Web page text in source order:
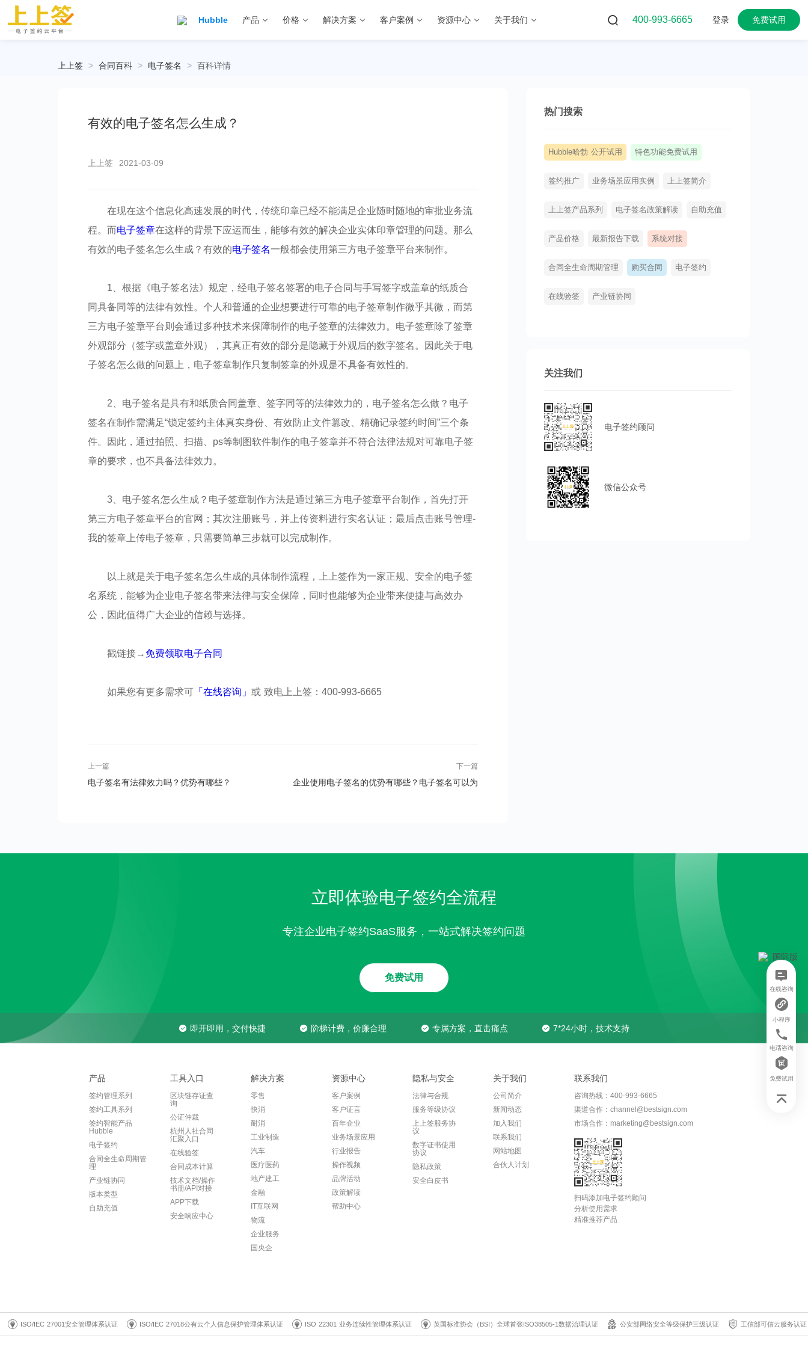
Hubble 产品 价格 解决方案 客户案例 资源中心 关于我们 400-993-6665 登录 免费试用
上上签 > 合同百科 > 电子签名 > 百科详情
有效的电子签名怎么生成？
上上签 2021-03-09
在现在这个信息化高速发展的时代，传统印章已经不能满足企业随时随地的审批业务流
程。而电子签章在这样的背景下应运而生，能够有效的解决企业实体印章管理的问题。那么
有效的电子签名怎么生成？有效的电子签名一般都会使用第三方电子签章平台来制作。
1、根据《电子签名法》规定，经电子签名签署的电子合同与手写签字或盖章的纸质合
同具备同等的法律有效性。个人和普通的企业想要进行可靠的电子签章制作微乎其微，而第
三方电子签章平台则会通过多种技术来保障制作的电子签章的法律效力。电子签章除了签章
外观部分（签字或盖章外观），其真正有效的部分是隐藏于外观后的数字签名。因此关于电
子签名怎么做的问题上，电子签章制作只复制签章的外观是不具备有效性的。
2、电子签名是具有和纸质合同盖章、签字同等的法律效力的，电子签名怎么做？电子
签名在制作需满足“锁定签约主体真实身份、有效防止文件篡改、精确记录签约时间”三个条
件。因此，通过拍照、扫描、ps等制图软件制作的电子签章并不符合法律法规对可靠电子签
章的要求，也不具备法律效力。
3、电子签名怎么生成？电子签章制作方法是通过第三方电子签章平台制作，首先打开
第三方电子签章平台的官网；其次注册账号，并上传资料进行实名认证；最后点击账号管理-
我的签章上传电子签章，只需要简单三步就可以完成制作。
以上就是关于电子签名怎么生成的具体制作流程，上上签作为一家正规、安全的电子签
名系统，能够为企业电子签名带来法律与安全保障，同时也能够为企业带来便捷与高效办
公，因此值得广大企业的信赖与选择。
戳链接→ 免费领取电子合同
如果您有更多需求可 「在线咨询」 或 致电上上签：400-993-6665​​​​​​​​
上一篇
电子签名有法律效力吗？优势有哪些？
下一篇
企业使用电子签名的优势有哪些？电子签名可以为
热门搜索
Hubble哈勃 公开试用 特色功能免费试用
签约推广 业务场景应用实例 上上签简介
上上签产品系列 电子签名政策解读 自助充值
产品价格 最新报告下载 系统对接
合同全生命周期管理 购买合同 电子签约
在线验签 产业链协同
关注我们
电子签约顾问
微信公众号
立即体验电子签约全流程
专注企业电子签约SaaS服务，一站式解决签约问题
免费试用
即开即用，交付快捷 阶梯计费，价廉合理 专属方案，直击痛点 7*24小时，技术支持
产品
签约管理系列
签约工具系列
签约智能产品
Hubble
电子签约
合同全生命周期管
理
产业链协同
版本类型
自助充值
工具入口
区块链存证查
询
公证仲裁
杭州人社合同
汇聚入口
在线验签
合同成本计算
技术文档/操作
书册/API对接
APP下载
安全响应中心
解决方案
零售
快消
耐消
工业制造
汽车
医疗医药
地产建工
金融
IT互联网
物流
企业服务
国央企
资源中心
客户案例
客户证言
百年企业
业务场景应用
行业报告
操作视频
品牌活动
政策解读
帮助中心
隐私与安全
法律与合规
服务等级协议
上上签服务协
议
数字证书使用
协议
隐私政策
安全白皮书
关于我们
公司简介
新闻动态
加入我们
联系我们
网站地图
合伙人计划
联系我们
咨询热线：400-993-6665
渠道合作：channel@bestsign.com
市场合作：marketing@bestsign.com
扫码添加电子签约顾问
分析使用需求
精准推荐产品
ISO/IEC 27001安全管理体系认证 ISO/IEC 27018公有云个人信息保护管理体系认证 ISO 22301 业务连续性管理体系认证 英国标准协会（BSI）全球首张ISO38505-1数据治理认证 公安部网络安全等级保护三级认证 工信部可信云服务认证
在线咨询
小程序
电话咨询
免费试用